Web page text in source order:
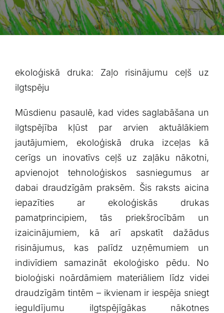
Blogs
Attēlu galerija
Video galerija
Vakances
BUJ
Kontakti
Klientu portāls
English
ekoloģiskā druka: ‍Zaļo risinājumu ceļš uz
ilgtspēju
Mūsdienu pasaulē, kad vides saglabāšana un
ilgtspējība kļūst par‌ arvien aktuālākiem
jautājumiem, ‌ekoloģiskā druka ⁤izceļas kā
cerīgs ⁤un inovatīvs ‍ceļš uz ⁢zaļāku nākotni,
apvienojot ⁣tehnoloģiskos‌ sasniegumus ar
dabai draudzīgām praksēm. Šis⁢ raksts aicina‍
iepazīties ar ekoloģiskās⁣ drukas
pamatprincipiem, tās priekšrocībām un
izaicinājumiem, kā arī apskatīt dažādus
risinājumus, kas palīdz uzņēmumiem un
indivīdiem samazināt ekoloģisko pēdu. No
bioloģiski noārdāmiem materiāliem līdz videi
draudzīgām tintēm ⁢– ikvienam ir iespēja sniegt
ieguldījumu ilgtspējīgākas nākotnes